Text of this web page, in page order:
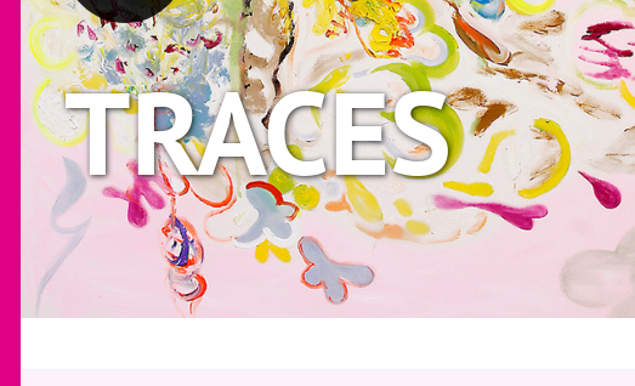
TRACES